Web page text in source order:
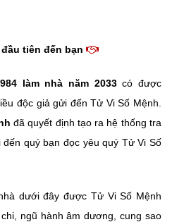
tiên đến bạn
làm nhà năm 2033có được
độc giả gửi đến Tử Vi Số Mệnh.
đã quyết định tạo ra hệ thống tra
quý bạn đọc yêu quý Tử Vi Số
dưới đây được Tử Vi Số Mệnh
ngũ hành âm dương, cung sao